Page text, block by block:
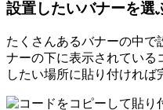
設置したいバナーを選
たくさんあるバナーの中で
ナーの下に表示されている
したい場所に貼り付ければ